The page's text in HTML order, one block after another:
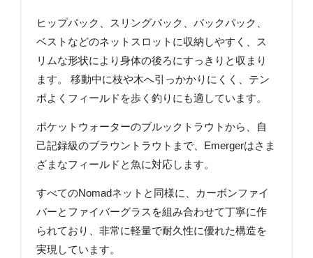
ヒップパック、スリングパック、バックパック、
ベストなどのネットスロットに収納しやすく、ス
リムな形状により身体の後ろにすっきりと収まり
ます。 移動中に枝や木へ引っかかりにくく、テン
ポよくフィールドを歩く釣りにも適しています。
ポケットウォーターのブルックトラウトから、自
己記録級のブラウントラウトまで、Emergerはさま
ざまなフィールドと魚に対応します。
すべてのNomadネットと同様に、カーボンファイ
バーとファイバーグラスを組み合わせて丁寧に作
られており、非常に軽量で耐久性に優れた構造を
実現しています。